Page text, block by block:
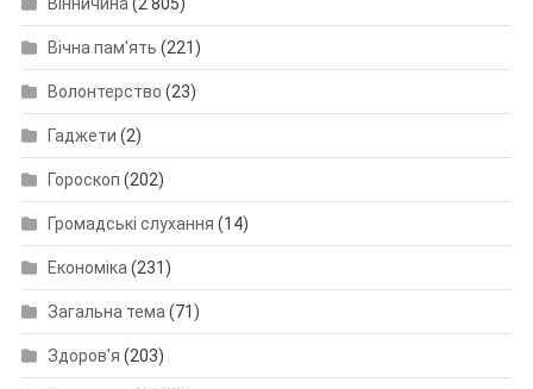
Вінничина(2 805)
Вічна пам'ять (221)
Волонтерство (23)
Гаджети (2)
Гороскоп (202)
Громадські слухання (14)
Економіка(231)
Загальна тема(71)
Здоров'я (203)